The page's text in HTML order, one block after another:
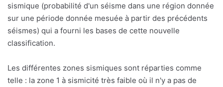
sismique (probabilité d'un séisme dans une région donnée
sur une période donnée mesuée à partir des précédents
séismes) qui a fourni les bases de cette nouvelle
classification.
Les différentes zones sismiques sont réparties comme
telle : la zone 1 à sismicité très faible où il n'y a pas de